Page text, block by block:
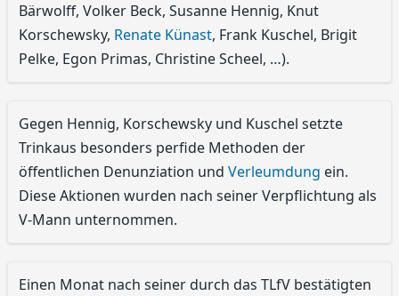
Bärwolff, Volker Beck, Susanne Hennig, Knut
Korschewsky, Renate Künast, Frank Kuschel, Brigit
Pelke, Egon Primas, Christine Scheel, …).
Gegen Hennig, Korschewsky und Kuschel setzte
Trinkaus besonders perfide Methoden der
öffentlichen Denunziation und Verleumdung ein.
Diese Aktionen wurden nach seiner Verpflichtung als
V-Mann unternommen.
Einen Monat nach seiner durch das TLfV bestätigten